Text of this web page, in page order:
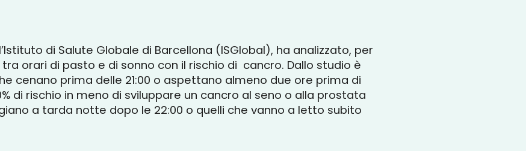
di Salute Globale di Barcellona (ISGlobal), ha analizzato, per
orari di pasto e di sonno con il rischio di cancro. Dallo studio è
cenano prima delle 21:00 o aspettano almeno due ore prima di
di rischio in meno di sviluppare un cancro al seno o alla prostata
a tarda notte dopo le 22:00 o quelli che vanno a letto subito